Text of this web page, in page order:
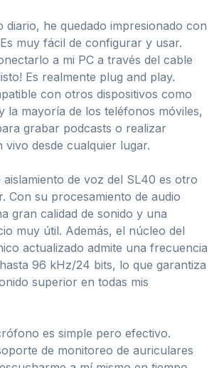
diario, he quedado impresionado con
muy fácil de configurar y usar.
a mi PC a través del cable
Es realmente plug and play.
con otros dispositivos como
la mayoría de los teléfonos móviles,
grabar podcasts o realizar
vivo desde cualquier lugar.
aislamiento de voz del SL40 es otro
Con su procesamiento de audio
gran calidad de sonido y una
muy útil. Además, el núcleo del
actualizado admite una frecuencia
96 kHz/24 bits, lo que garantiza
superior en todas mis
es simple pero efectivo.
de monitoreo de auriculares